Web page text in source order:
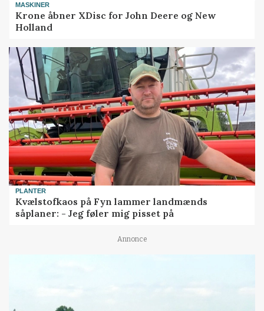
MASKINER
Krone åbner XDisc for John Deere og New
Holland
PLANTER
Kvælstofkaos på Fyn lammer landmænds
såplaner: - Jeg føler mig pisset på
Annonce